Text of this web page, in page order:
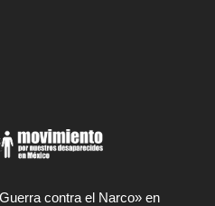
contra el Narco» en